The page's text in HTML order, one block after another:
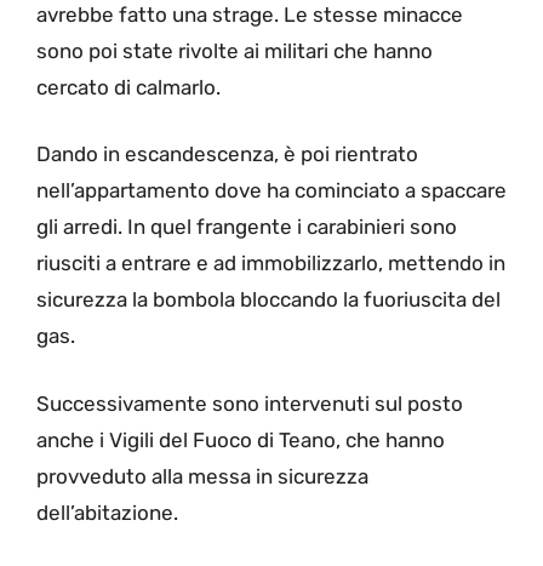
avrebbe fatto una strage. Le stesse minacce
sono poi state rivolte ai militari che hanno
cercato di calmarlo.
Dando in escandescenza, è poi rientrato
nell’appartamento dove ha cominciato a spaccare
gli arredi. In quel frangente i carabinieri sono
riusciti a entrare e ad immobilizzarlo, mettendo in
sicurezza la bombola bloccando la fuoriuscita del
gas.
Successivamente sono intervenuti sul posto
anche i Vigili del Fuoco di Teano, che hanno
provveduto alla messa in sicurezza
dell’abitazione.